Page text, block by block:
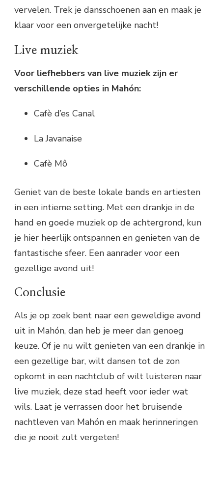
vervelen. Trek je dansschoenen aan en maak je
klaar voor een onvergetelijke nacht!
Live muziek
Voor liefhebbers van live muziek zijn er
verschillende opties in Mahón:
Cafè d’es Canal
La Javanaise
Cafè Mô
Geniet van de beste lokale bands en artiesten
in een intieme setting. Met een drankje in de
hand en goede muziek op de achtergrond, kun
je hier heerlijk ontspannen en genieten van de
fantastische sfeer. Een aanrader voor een
gezellige avond uit!
Conclusie
Als je op zoek bent naar een geweldige avond
uit in Mahón, dan heb je meer dan genoeg
keuze. Of je nu wilt genieten van een drankje in
een gezellige bar, wilt dansen tot de zon
opkomt in een nachtclub of wilt luisteren naar
live muziek, deze stad heeft voor ieder wat
wils. Laat je verrassen door het bruisende
nachtleven van Mahón en maak herinneringen
die je nooit zult vergeten!